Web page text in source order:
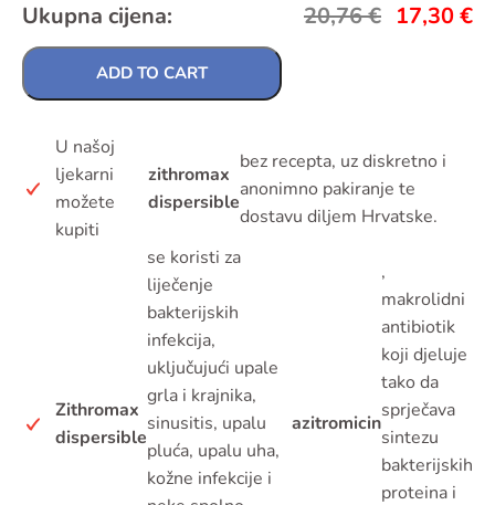
Ukupna cijena: 20,76€ 17,30€
ADD TO CART
U našoj
ljekarni
možete
kupiti
zithromax
dispersible
bez recepta, uz diskretno i
anonimno pakiranje te
dostavu diljem Hrvatske.
Zithromax
dispersible
se koristi za
liječenje
bakterijskih
infekcija,
uključujući upale
grla i krajnika,
sinusitis, upalu
pluća, upalu uha,
kožne infekcije i
azitromicin
,
makrolidni
antibiotik
koji djeluje
tako da
sprječava
sintezu
bakterijskih
proteina i